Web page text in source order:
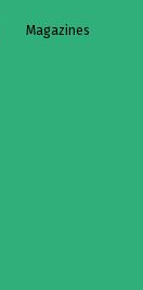
Magazines